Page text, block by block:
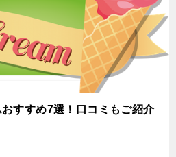
すすめ7選！口コミもご紹介